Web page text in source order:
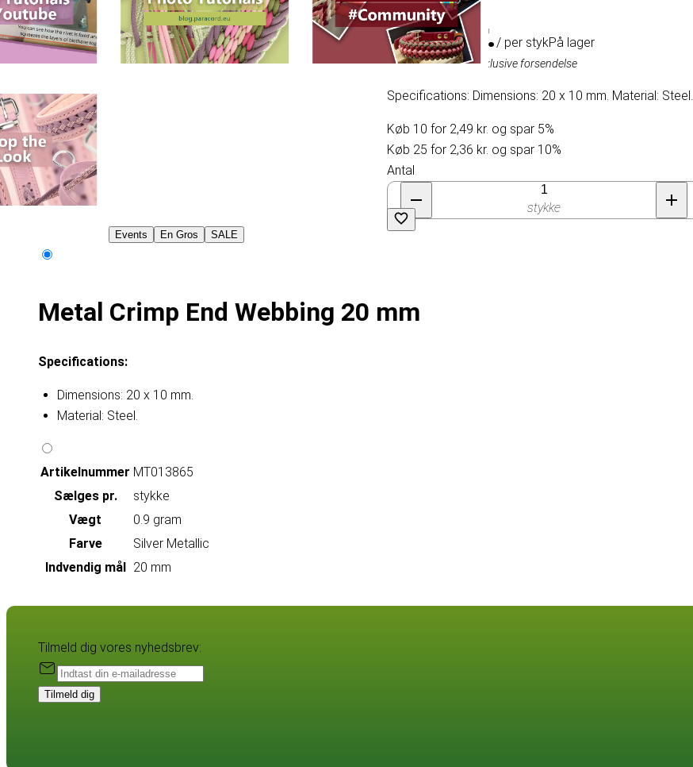
Events En Gros SALE
2,62 kr./ per stykPå lager
Inklusive moms, eksklusive forsendelse
Specifications: Dimensions: 20 x 10 mm. Material: Steel.
Køb 10 for 2,49 kr. og spar 5%
Køb 25 for 2,36 kr. og spar 10%
Antal
stykke
Metal Crimp End Webbing 20 mm
Specifications:
Dimensions: 20 x 10 mm.
Material: Steel.
Artikelnummer MT013865
Sælges pr.
stykke
Vægt
0.9 gram
Farve
Silver Metallic
Indvendig mål 20 mm
Tilmeld dig vores nyhedsbrev:
Tilmeld dig